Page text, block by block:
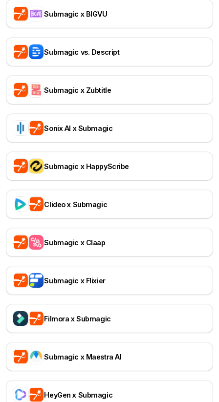
Submagic x BIGVU
Submagic vs. Descript
Submagic x Zubtitle
Sonix AI x Submagic
Submagic x HappyScribe
Clideo x Submagic
Submagic x Claap
Submagic x Flixier
Filmora x Submagic
Submagic x Maestra AI
HeyGen x Submagic